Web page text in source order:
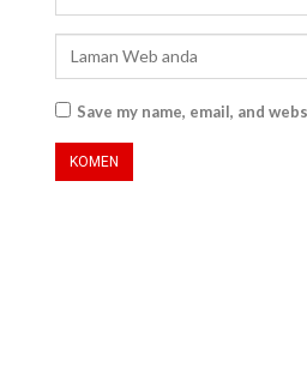
Save my name, email, and